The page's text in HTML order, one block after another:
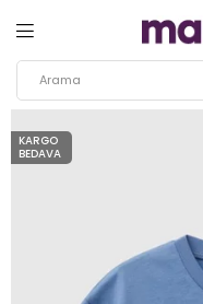
KARGO
BEDAVA